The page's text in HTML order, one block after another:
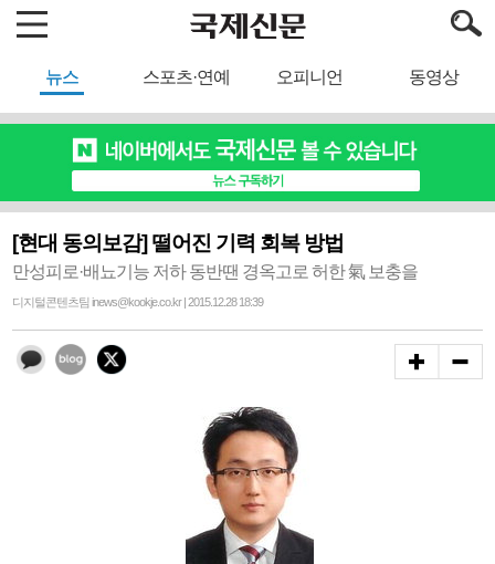
뉴스 스포츠·연예 오피니언 동영상
[현대 동의보감] 떨어진 기력 회복 방법
만성피로·배뇨기능 저하 동반땐 경옥고로 허한 氣 보충을
디지털콘텐츠팀 inews@kookje.co.kr | 2015.12.28 18:39